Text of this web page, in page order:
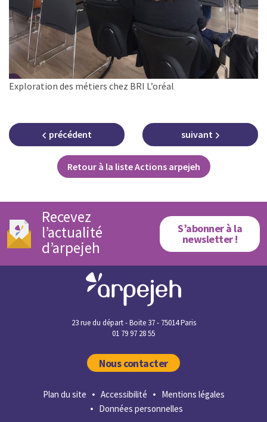
Exploration des métiers chez BRI L’oréal
précédent
Retour à la liste Actions arpejeh
suivant
Recevez
l’actualité
d’arpejeh
S’abonner à la
newsletter !
23 rue du départ - Boite 37 - 75014 Paris
01 79 97 28 55
Nous contacter
Plan du site Accessibilité
Mentions légales
Données personnelles